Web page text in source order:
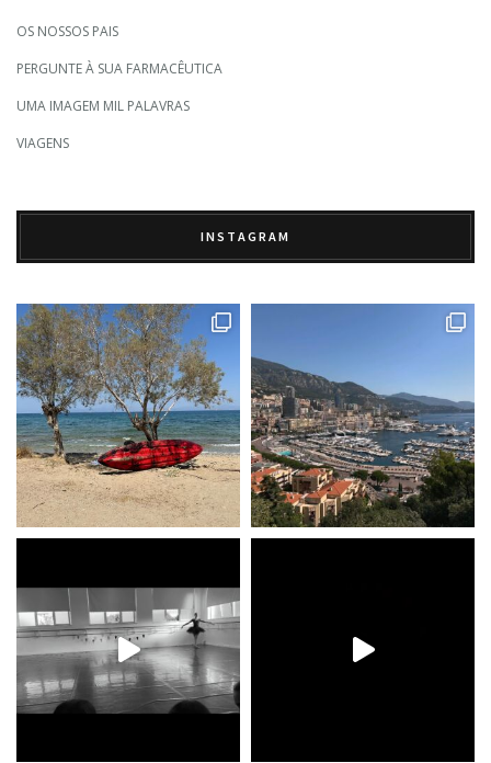
OS NOSSOS PAIS
PERGUNTE À SUA FARMACÊUTICA
UMA IMAGEM MIL PALAVRAS
VIAGENS
INSTAGRAM